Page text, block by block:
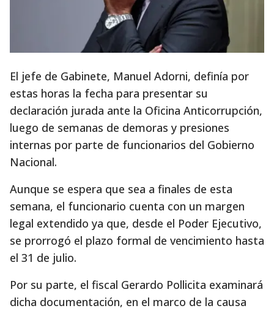
El jefe de Gabinete, Manuel Adorni, definía por
estas horas la fecha para presentar su
declaración jurada ante la Oficina Anticorrupción,
luego de semanas de demoras y presiones
internas por parte de funcionarios del Gobierno
Nacional.
Aunque se espera que sea a finales de esta
semana, el funcionario cuenta con un margen
legal extendido ya que, desde el Poder Ejecutivo,
se prorrogó el plazo formal de vencimiento hasta
el 31 de julio.
Por su parte, el fiscal Gerardo Pollicita examinará
dicha documentación, en el marco de la causa